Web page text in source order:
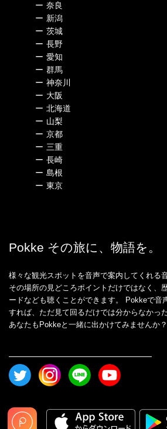
ー 奈良
ー 新潟
ー 茨城
ー 長野
ー 愛知
ー 群馬
ー 神奈川
ー 大阪
ー 北海道
ー 山梨
ー 京都
ー 三重
ー 長崎
ー 島根
ー 東京
Pokke その旅に、物語を。
様々な観光スポットを音声で案内してくれる
その場所の見どころポイントだけではなく、
ードなども聴くことができます。 Pokkeで音
すれば、ただ見て回るだけでは分からなかっ
あなたもPokkeと一緒に出かけてみませんか？